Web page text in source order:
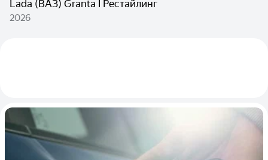
Lada (ВАЗ) Granta I Рестайлинг
2026